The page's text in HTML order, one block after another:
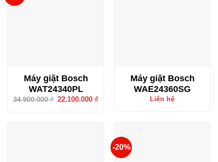
Máy giặt Bosch
WAT24340PL
34.900.000₫ Giá
22.100.000 ₫
22.100.000 ₫.
Máy giặt Bosch
WAE24360SG
Liên hệ
-20%